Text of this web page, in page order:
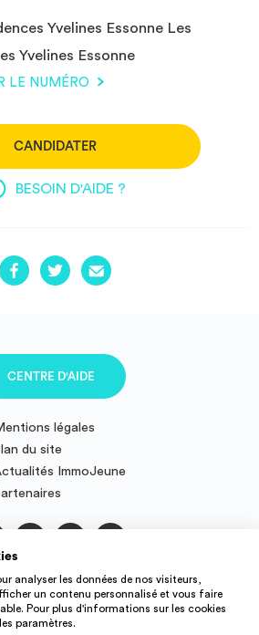
Yvelines Essonne Les
Yvelines Essonne
LE NUMÉRO
CANDIDATER
BESOIN D'AIDE ?
légales
du site
ImmoJeune
CENTRE D'AIDE
nous
analyser les données de nos visiteurs,
un contenu personnalisé et vous faire
Pour plus d'informations sur les cookies
paramètres.